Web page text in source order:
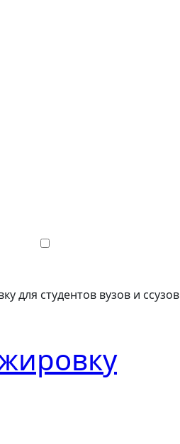
для студентов вузов и ссузов